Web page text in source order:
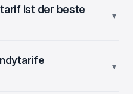
ist der beste
▾
▾